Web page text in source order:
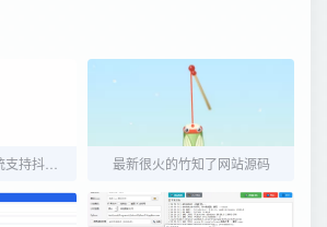
最新很火的竹知了网站源码